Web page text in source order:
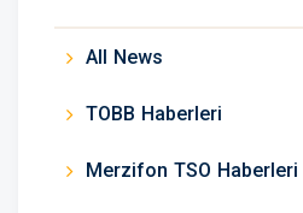
All News
TOBB Haberleri
Merzifon TSO Haberleri